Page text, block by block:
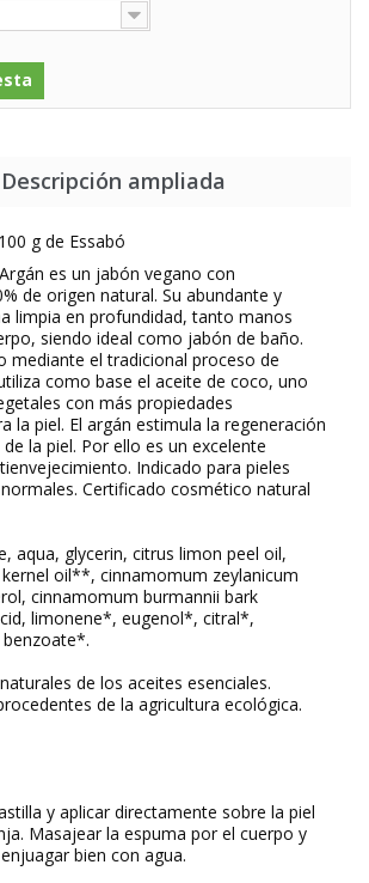
ampliada
g de Essabó
es un jabón vegano con
de origen natural. Su abundante y
limpia en profundidad, tanto manos
siendo ideal como jabón de baño.
mediante el tradicional proceso de
como base el aceite de coco, uno
con más propiedades
la piel. El argán estimula la regeneración
la piel. Por ello es un excelente
Indicado para pieles
Certificado cosmético natural
aqua, glycerin, citrus limon peel oil,
oil**, cinnamomum zeylanicum
cinnamomum burmannii bark
limonene*, eugenol*, citral*,
de los aceites esenciales.
de la agricultura ecológica.
y aplicar directamente sobre la piel
Masajear la espuma por el cuerpo y
bien con agua.